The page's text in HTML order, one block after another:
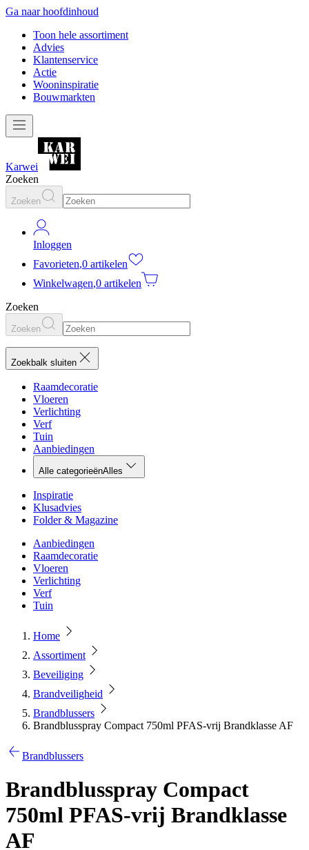
Ga naar hoofdinhoud
Toon hele assortiment
Advies
Klantenservice
Actie
Wooninspiratie
Bouwmarkten
Karwei
Zoeken
Zoeken
Inloggen
Favorieten,0 artikelen
Winkelwagen,0 artikelen
Zoeken
Zoeken
Zoekbalk sluiten
Raamdecoratie
Vloeren
Verlichting
Verf
Tuin
Aanbiedingen
Alle categorieënAlles
Inspiratie
Klusadvies
Folder & Magazine
Aanbiedingen
Raamdecoratie
Vloeren
Verlichting
Verf
Tuin
Home
Assortiment
Beveiliging
Brandveiligheid
Brandblussers
Brandblusspray Compact 750ml PFAS-vrij Brandklasse AF
Brandblussers
Brandblusspray Compact
750ml PFAS-vrij Brandklasse
AF